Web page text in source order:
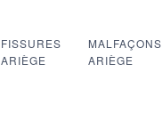
FISSURES
ARIÈGE
MALFAÇONS
ARIÈGE